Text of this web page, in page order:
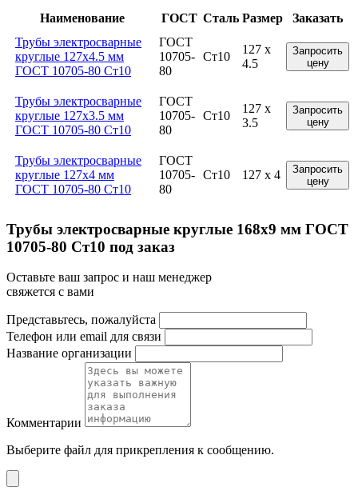
Наименование ГОСТ Сталь Размер
Заказать
Трубы электросварные
круглые 127x4.5 мм
ГОСТ 10705-80 Ст10
ГОСТ
10705-
80
Ст10
127 x
4.5
Запросить
цену
Трубы электросварные
круглые 127x3.5 мм
ГОСТ 10705-80 Ст10
ГОСТ
10705-
80
Ст10
127 x
3.5
Запросить
цену
Трубы электросварные
круглые 127x4 мм
ГОСТ 10705-80 Ст10
ГОСТ
10705-
80
Ст10 127 x 4
Запросить
цену
Трубы электросварные круглые 168x9 мм ГОСТ
10705-80 Ст10 под заказ
Оставьте ваш запрос и наш менеджер
свяжется с вами
Представьтесь, пожалуйста
Телефон или email для связи
Название организации
Комментарии
Выберите файл для прикрепления к сообщению.